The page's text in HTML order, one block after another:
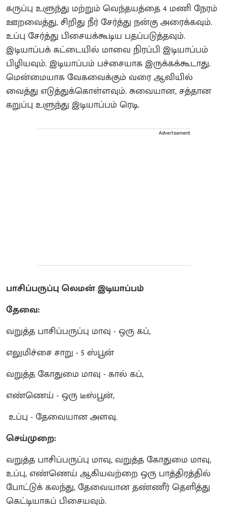
கருப்பு உளுந்து மற்றும் வெந்தயத்தை 4 மணி நேரம்
ஊறவைத்து, சிறிது நீர் சேர்த்து நன்கு அரைக்கவும்.
உப்பு சேர்த்து பிசையக்கூடிய பதப்படுத்தவும்.
இடியாப்பக் கட்டையில் மாவை நிரப்பி இடியாப்பம்
பிழியவும். இடியாப்பம் பச்சையாக இருக்கக்கூடாது.
மென்மையாக வேகவைக்கும் வரை ஆவியில்
வைத்து எடுத்துக்கொள்ளவும். சுவையான, சத்தான
கறுப்பு உளுந்து இடியாப்பம் ரெடி.
Advertisement
பாசிப்பருப்பு லெமன் இடியாப்பம்
தேவை:
வறுத்த பாசிப்பருப்பு மாவு - ஒரு கப்,
எலுமிச்சை சாறு - 5 ஸ்பூன்
வறுத்த கோதுமை மாவு - கால் கப்,
எண்ணெய் - ஒரு டீஸ்பூன்,
உப்பு - தேவையான அளவு.
செய்முறை:
வறுத்த பாசிப்பருப்பு மாவு, வறுத்த கோதுமை மாவு,
உப்பு, எண்ணெய் ஆகியவற்றை ஒரு பாத்திரத்தில்
போட்டுக் கலந்து, தேவையான தண்ணீர் தெளித்து
கெட்டியாகப் பிசையவும்.